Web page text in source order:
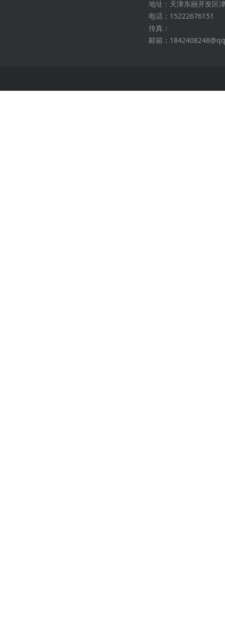
地址：天津东丽开发区
电话：15222676151
传真：
邮箱：